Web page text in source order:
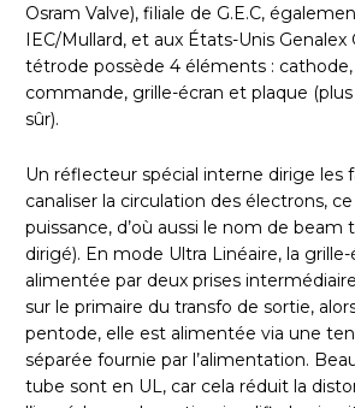
Osram Valve), filiale de G.E.C,
IEC/Mullard, et aux États-Unis Genalex
tétrode possède 4 éléments :
commande, grille-écran et plaque
sûr).
Un réflecteur spécial interne dirige les
canaliser la circulation des électrons,
puissance, d’où aussi le nom de beam
dirigé). En mode Ultra Linéaire, la
alimentée par deux prises
sur le primaire du transfo de sortie,
pentode, elle est alimentée via une
séparée fournie par l’alimentation.
tube sont en UL, car cela réduit la